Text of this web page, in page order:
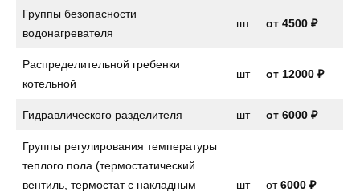
Группы безопасности
водонагревателя
шт от 4500 ₽
Распределительной гребенки
котельной
шт от 12000 ₽
Гидравлического разделителя шт от 6000 ₽
Группы регулирования температуры
теплого пола (термостатический
вентиль, термостат с накладным
шт от6000 ₽